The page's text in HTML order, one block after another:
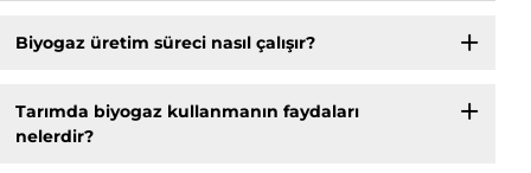
Biyogaz üretim süreci nasıl çalışır?
Tarımda biyogaz kullanmanın faydaları
nelerdir?